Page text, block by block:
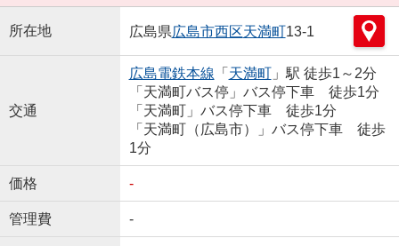
所在地 広島県広島市西区天満町13-1
交通
広島電鉄本線 「 天満町」駅 徒歩1～2分
「天満町バス停」バス停下車 徒歩1分
「天満町」バス停下車 徒歩1分
「天満町（広島市）」バス停下車 徒歩
1分
価格 -
管理費 -